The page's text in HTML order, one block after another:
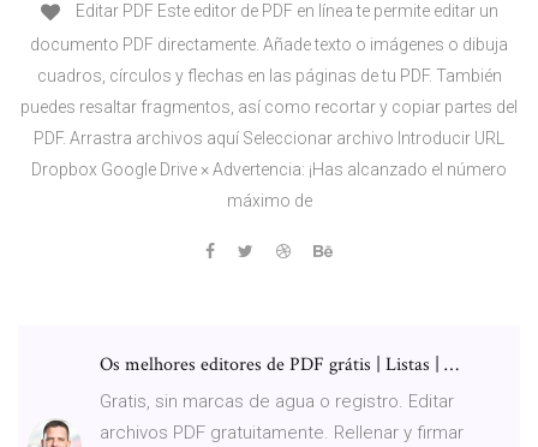
Editar PDF Este editor de PDF en línea te permite editar un
documento PDF directamente. Añade texto o imágenes o dibuja
cuadros, círculos y flechas en las páginas de tu PDF. También
puedes resaltar fragmentos, así como recortar y copiar partes del
PDF. Arrastra archivos aquí Seleccionar archivo Introducir URL
Dropbox Google Drive × Advertencia: ¡Has alcanzado el número
máximo de
Os melhores editores de PDF grátis | Listas | …
Gratis, sin marcas de agua o registro. Editar
archivos PDF gratuitamente. Rellenar y firmar